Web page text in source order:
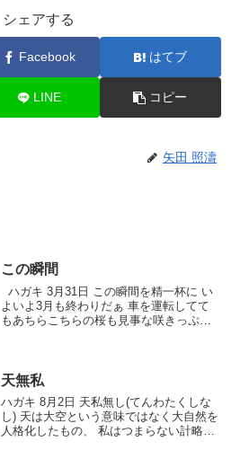
シェアする
Facebook はてブ
LINE コピー
矢田 照濤
この瞬間
ハガキ 3月31日 この瞬間を精一杯に い
よいよ3月も終わりだぁ 車を運転してて
もあちらこちらの桜も見事な咲きっぷり
見学に行...
天無私
ハガキ 8月2日 天私無し(てんわたくしな
し) 天は大空という意味ではなく大自然を
人格化したもの、 私はつまらない計略を